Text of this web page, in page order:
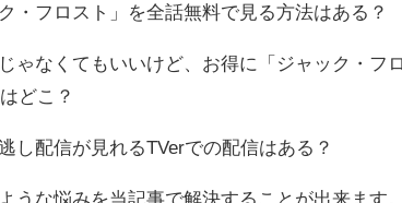
・フロスト」を全話無料で見る方法はある？
ゃなくてもいいけど、お得に「ジャック・
どこ？
し配信が見れるTVerでの配信はある？
うな悩みを当記事で解決することが出来ます。